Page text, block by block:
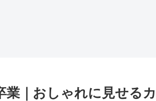
業｜おしゃれに見せる